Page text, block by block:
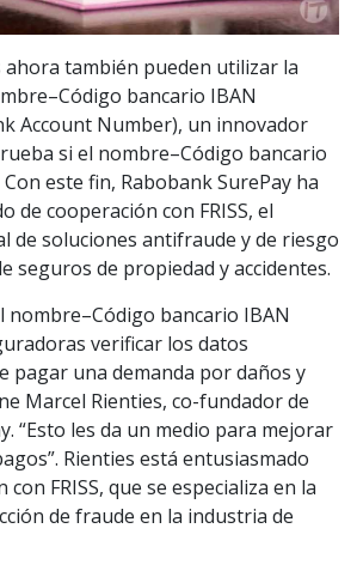
ahora también pueden utilizar la
bancario IBAN
Account Number), un innovador
si el nombre–Código bancario
este fin, Rabobank SurePay ha
de cooperación con FRISS, el
de soluciones antifraude y de riesgo
seguros de propiedad y accidentes.
nombre–Código bancario IBAN
verificar los datos
pagar una demanda por daños y
Marcel Rienties, co-fundador de
“Esto les da un medio para mejorar
Rienties está entusiasmado
FRISS, que se especializa en la
de fraude en la industria de